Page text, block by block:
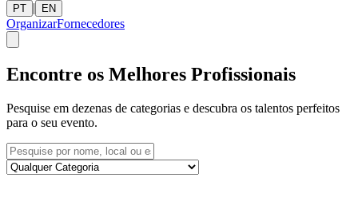
PT | EN
OrganizarFornecedores
Encontre os Melhores Profissionais
Pesquise em dezenas de categorias e descubra os talentos perfeitos
para o seu evento.